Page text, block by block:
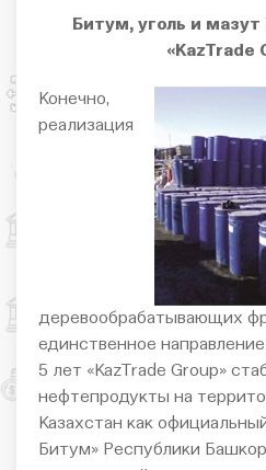
Битум, уголь и
«KazTrade
Конечно,
реализация
деревообрабатывающих
единственное
5 лет «KazTrade Group»
нефтепродукты на
Казахстан как
Битум» Республики